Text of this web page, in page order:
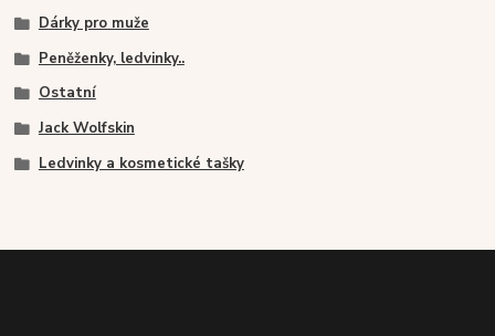
Dárky pro muže
Peněženky, ledvinky..
Ostatní
Jack Wolfskin
Ledvinky a kosmetické tašky